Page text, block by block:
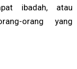
ibadah, atau
orang yang